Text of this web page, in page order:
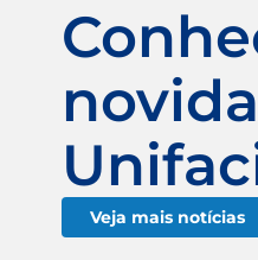
Veja mais notícias